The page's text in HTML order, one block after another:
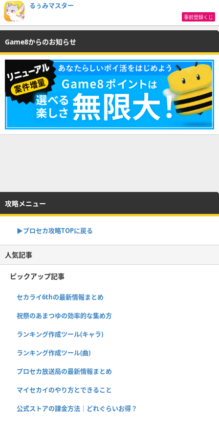
るぅみマスター
事前登録くじ
Game8からのお知らせ
攻略メニュー
▶︎プロセカ攻略TOPに戻る
人気記事
ピックアップ記事
セカライ6thの最新情報まとめ
祝祭のあまつゆの効率的な集め方
ランキング作成ツール(キャラ)
ランキング作成ツール(曲)
プロセカ放送局の最新情報まとめ
マイセカイのやり方とできること
公式ストアの課金方法｜どれぐらいお得？